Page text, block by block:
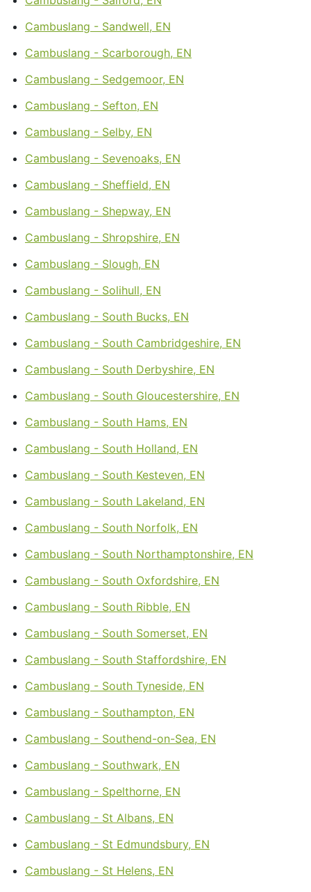
Cambuslang - Sandwell, EN
Cambuslang - Scarborough, EN
Cambuslang - Sedgemoor, EN
Cambuslang - Sefton, EN
Cambuslang - Selby, EN
Cambuslang - Sevenoaks, EN
Cambuslang - Sheffield, EN
Cambuslang - Shepway, EN
Cambuslang - Shropshire, EN
Cambuslang - Slough, EN
Cambuslang - Solihull, EN
Cambuslang - South Bucks, EN
Cambuslang - South Cambridgeshire, EN
Cambuslang - South Derbyshire, EN
Cambuslang - South Gloucestershire, EN
Cambuslang - South Hams, EN
Cambuslang - South Holland, EN
Cambuslang - South Kesteven, EN
Cambuslang - South Lakeland, EN
Cambuslang - South Norfolk, EN
Cambuslang - South Northamptonshire, EN
Cambuslang - South Oxfordshire, EN
Cambuslang - South Ribble, EN
Cambuslang - South Somerset, EN
Cambuslang - South Staffordshire, EN
Cambuslang - South Tyneside, EN
Cambuslang - Southampton, EN
Cambuslang - Southend-on-Sea, EN
Cambuslang - Southwark, EN
Cambuslang - Spelthorne, EN
Cambuslang - St Albans, EN
Cambuslang - St Edmundsbury, EN
Cambuslang - St Helens, EN